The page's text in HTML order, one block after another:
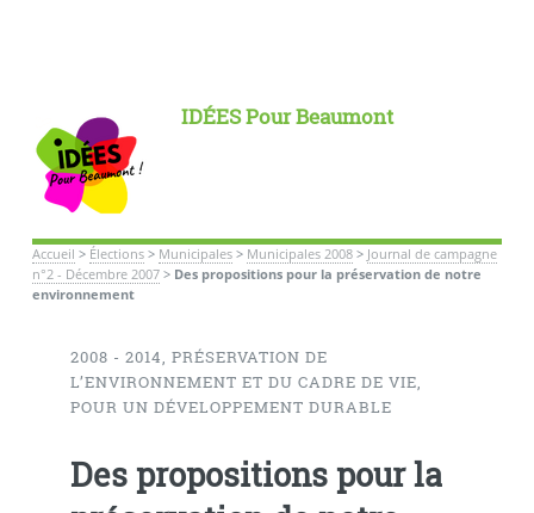
IDÉES Pour Beaumont
Accueil > Élections> Municipales> Municipales 2008> Journal de campagne
n°2 - Décembre 2007> Des propositions pour la préservation de notre
environnement
2008 - 2014, PRÉSERVATION DE
L’ENVIRONNEMENT ET DU CADRE DE VIE,
POUR UN DÉVELOPPEMENT DURABLE
Des propositions pour la